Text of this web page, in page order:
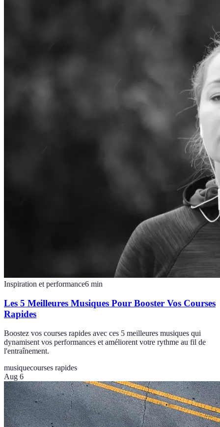
Inspiration et performance6 min
Les 5 Meilleures Musiques Pour Booster Vos Courses
Rapides
Boostez vos courses rapides avec ces 5 meilleures musiques qui
dynamisent vos performances et améliorent votre rythme au fil de
l'entraînement.
musiquecourses rapides
Aug 6